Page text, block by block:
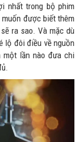
nhất trong bộ phim
muốn được biết thêm
ra sao. Và mặc dù
lộ đôi điều về nguồn
một lần nào đưa chi